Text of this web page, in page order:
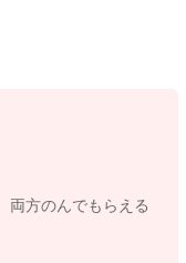
と思います。
繋がりますので、
くなることがありま
両方のんでもらえる